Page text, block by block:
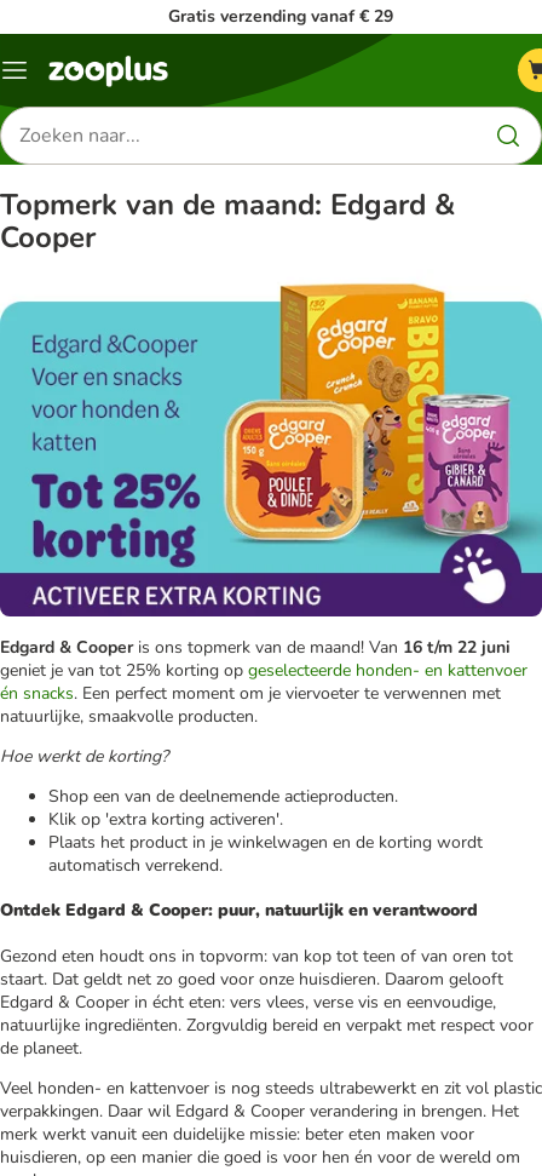
Gratis verzending vanaf € 29
Menu
Zoeken
naar
producten
Topmerk van de maand: Edgard &
Cooper
Edgard & Cooperis ons topmerk van de maand! Van 16 t/m 22 juni
geniet je van tot 25% korting op geselecteerde honden- en kattenvoer
én snacks. Een perfect moment om je viervoeter te verwennen met
natuurlijke, smaakvolle producten.
Hoe werkt de korting?
Shop een van de deelnemende actieproducten.
Klik op 'extra korting activeren'.
Plaats het product in je winkelwagen en de korting wordt
automatisch verrekend.
Ontdek Edgard & Cooper: puur, natuurlijk en verantwoord
Gezond eten houdt ons in topvorm: van kop tot teen of van oren tot
staart. Dat geldt net zo goed voor onze huisdieren. Daarom gelooft
Edgard & Cooper in écht eten: vers vlees, verse vis en eenvoudige,
natuurlijke ingrediënten. Zorgvuldig bereid en verpakt met respect voor
de planeet.
Veel honden- en kattenvoer is nog steeds ultrabewerkt en zit vol plastic
verpakkingen. Daar wil Edgard & Cooper verandering in brengen. Het
merk werkt vanuit een duidelijke missie: beter eten maken voor
huisdieren, op een manier die goed is voor hen én voor de wereld om